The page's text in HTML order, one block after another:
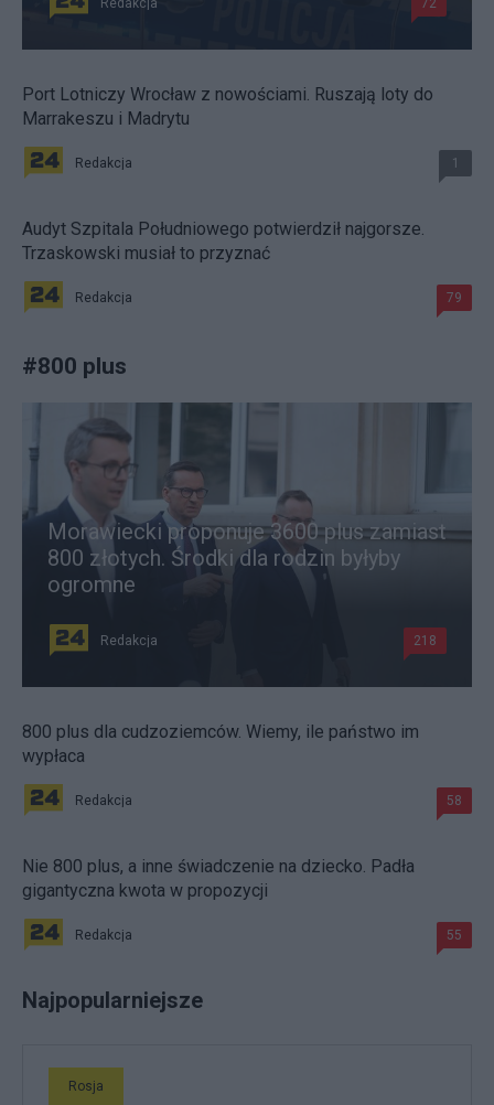
Port Lotniczy Wrocław z nowościami. Ruszają loty do
Marrakeszu i Madrytu
Redakcja 1
Audyt Szpitala Południowego potwierdził najgorsze.
Trzaskowski musiał to przyznać
Redakcja 79
#800 plus
Morawiecki proponuje 3600 plus zamiast
800 złotych. Środki dla rodzin byłyby
ogromne
Redakcja 218
800 plus dla cudzoziemców. Wiemy, ile państwo im
wypłaca
Redakcja 58
Nie 800 plus, a inne świadczenie na dziecko. Padła
gigantyczna kwota w propozycji
Redakcja 55
Najpopularniejsze
Rosja